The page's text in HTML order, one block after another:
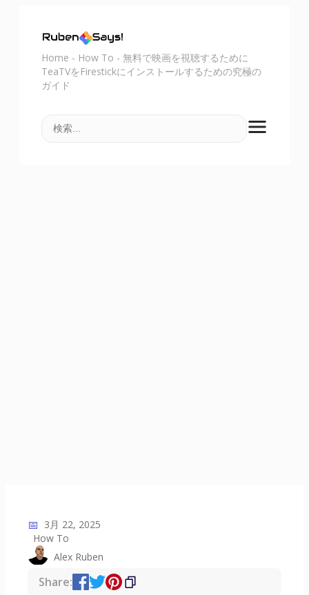
Home - How To - 無料で映画を視聴するために
TeaTVをFirestickにインストールするための究極の
ガイド
📅 3月 22, 2025
How To
Alex Ruben
Share: